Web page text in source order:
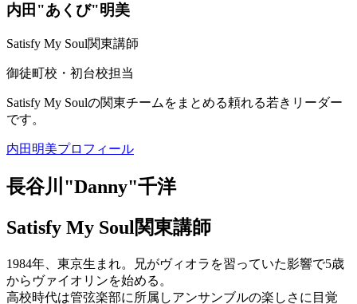
内田"あくび"明美
Satisfy My Soul関東講師
御徒町校・初台校担当
Satisfy My Soulの関東チームをまとめる頼れる若きリーダー
です。
内田明美プロフィール
長谷川"Danny"千洋
Satisfy My Soul関東講師
1984年、東京生まれ。兄がヴィオラを習っていた影響で5歳
からヴァイオリンを始める。
高校時代は管弦楽部に所属しアンサンブルの楽しさに目覚